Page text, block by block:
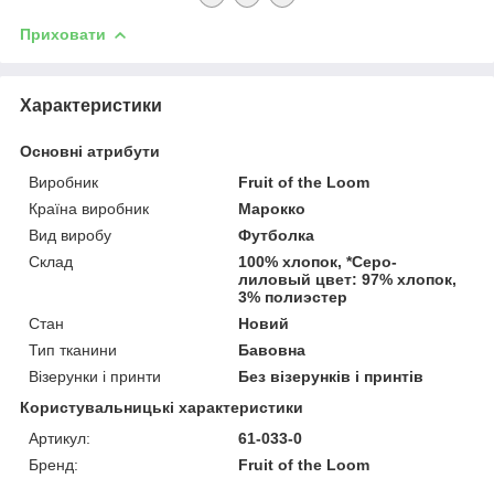
Приховати
Характеристики
Основні атрибути
Виробник
Fruit of the Loom
Країна виробник
Марокко
Вид виробу
Футболка
Склад
100% хлопок, *Серо-
лиловый цвет: 97% хлопок,
3% полиэстер
Стан
Новий
Тип тканини
Бавовна
Візерунки і принти
Без візерунків і принтів
Користувальницькі характеристики
Артикул:
61-033-0
Бренд:
Fruit of the Loom